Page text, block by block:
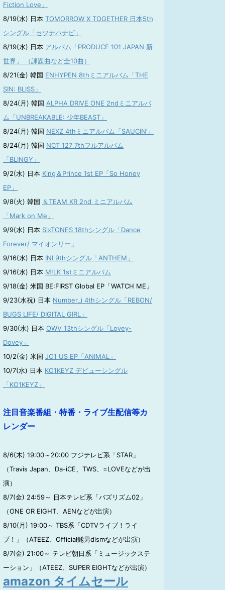
Fiction Love」
8/19(水) 日本 TOMORROW X TOGETHER 日本5th
シングル「セツナハナビ」
8/19(水) 日本 アルバム「PRODUCE 101 JAPAN 新
世界」 （課題曲など全10曲）
8/21(金) 韓国 ENHYPEN 8thミニアルバム「THE
SIN: BLISS」
8/24(月) 韓国 ALPHA DRIVE ONE 2ndミニアルバ
ム「UNBREAKABLE: 少年BEAST」
8/24(月) 韓国 NEXZ 4thミニアルバム「SAUCIN’」
8/24(月) 韓国 NCT 127 7thフルアルバム
「BLINGY」
9/2(水) 日本 King＆Prince 1st EP「So Honey
EP」
9/8(火) 韓国 ＆TEAM KR 2nd ミニアルバム
「Mark on Me」
9/9(水) 日本 SixTONES 18thシングル「Dance
Forever/ マイオンリー」
9/16(水) 日本 INI 9thシングル「ANTHEM」
9/16(水) 日本 M!LK 1stミニアルバム
9/18(金) 米国 BE:FIRST Global EP「WATCH ME」
9/23(水祝) 日本 Number_i 4thシングル「REBON/
BUGS LIFE/ DIGITAL GIRL」
9/30(水) 日本 OWV 13thシングル「Lovey-
Dovey」
10/2(金) 米国 JO1 US EP「ANIMAL」
10/7(水) 日本 KO1KEYZ デビューシングル
「KO1KEYZ」
注目音楽番組・特番・ライブ生配信等カ
レンダー
8/6(木) 19:00～20:00 フジテレビ系「STAR」
（Travis Japan、Da-iCE、TWS、=LOVEなどが出
演）
8/7(金) 24:59～ 日本テレビ系「バズリズム02」
（ONE OR EIGHT、AENなどが出演）
8/10(月) 19:00～ TBS系「CDTVライブ！ライ
ブ！」（ATEEZ、Official髭男dismなどが出演）
8/7(金) 21:00～ テレビ朝日系「ミュージックステ
ーション」（ATEEZ、SUPER EIGHTなどが出演）
amazon タイムセール